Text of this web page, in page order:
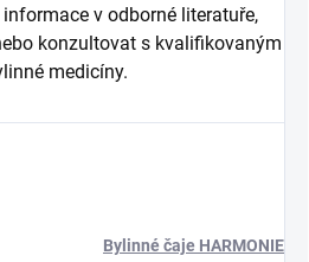
v odborné literatuře,
konzultovat s kvalifikovaným
medicíny.
Bylinné čaje HARMONIE